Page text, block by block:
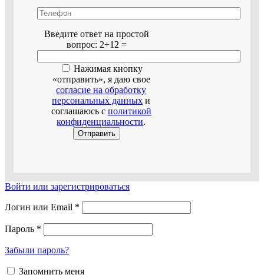
Введите ответ на простой
вопрос: 2+12 =
Нажимая кнопку
«отправить», я даю свое
согласие на обработку
персональных данных и
соглашаюсь с политикой
конфиденциальности.
Войти или зарегистрироваться
Логин или Email *
Пароль *
Забыли пароль?
Запомнить меня